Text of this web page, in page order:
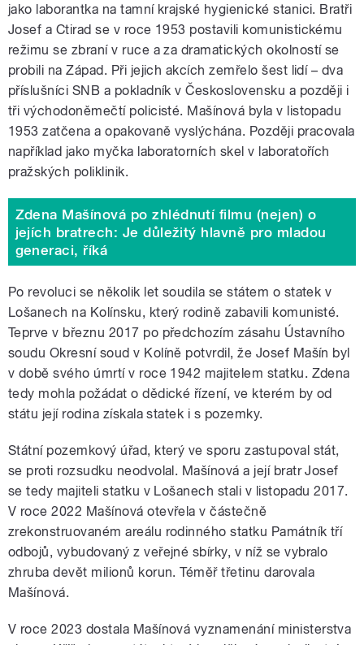
jako laborantka na tamní krajské hygienické stanici. Bratři
Josef a Ctirad se v roce 1953 postavili komunistickému
režimu se zbraní v ruce a za dramatických okolností se
probili na Západ. Při jejich akcích zemřelo šest lidí – dva
příslušníci SNB a pokladník v Československu a později i
tři východoněmečtí policisté. Mašínová byla v listopadu
1953 zatčena a opakovaně vyslýchána. Později pracovala
například jako myčka laboratorních skel v laboratořích
pražských poliklinik.
Zdena Mašínová po zhlédnutí filmu (nejen) o
jejích bratrech: Je důležitý hlavně pro mladou
generaci, říká
Po revoluci se několik let soudila se státem o statek v
Lošanech na Kolínsku, který rodině zabavili komunisté.
Teprve v březnu 2017 po předchozím zásahu Ústavního
soudu Okresní soud v Kolíně potvrdil, že Josef Mašín byl
v době svého úmrtí v roce 1942 majitelem statku. Zdena
tedy mohla požádat o dědické řízení, ve kterém by od
státu její rodina získala statek i s pozemky.
Státní pozemkový úřad, který ve sporu zastupoval stát,
se proti rozsudku neodvolal. Mašínová a její bratr Josef
se tedy majiteli statku v Lošanech stali v listopadu 2017.
V roce 2022 Mašínová otevřela v částečně
zrekonstruovaném areálu rodinného statku Památník tří
odbojů, vybudovaný z veřejné sbírky, v níž se vybralo
zhruba devět milionů korun. Téměř třetinu darovala
Mašínová.
V roce 2023 dostala Mašínová vyznamenání ministerstva